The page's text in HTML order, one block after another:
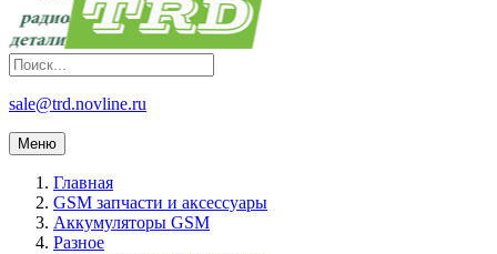
sale@trd.novline.ru
Меню
Главная
GSM запчасти и аксессуары
Аккумуляторы GSM
Разное